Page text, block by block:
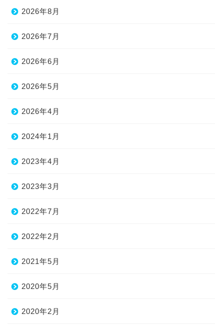
2026年8月
2026年7月
2026年6月
2026年5月
2026年4月
2024年1月
2023年4月
2023年3月
2022年7月
2022年2月
2021年5月
2020年5月
2020年2月